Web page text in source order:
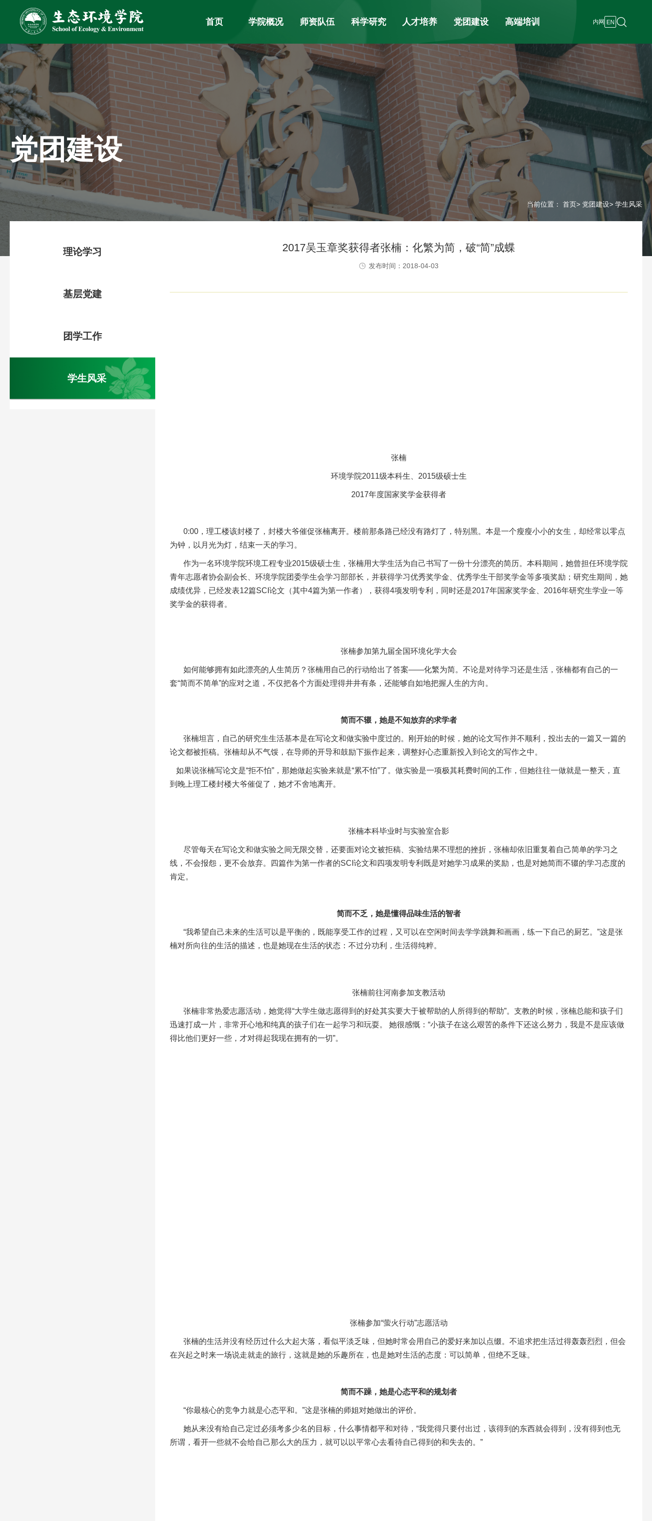
首页 学院概况 师资队伍 科学研究 人才培养 党团建设 高端培训 内网 EN
党团建设
当前位置： 首页> 党团建设> 学生风采
理论学习
基层党建
团学工作
学生风采
2017吴玉章奖获得者张楠：化繁为简，破“简”成蝶
发布时间：2018-04-03
张楠
环境学院2011级本科生、2015级硕士生
2017年度国家奖学金获得者
0:00，理工楼该封楼了，封楼大爷催促张楠离开。楼前那条路已经没有路灯了，特别黑。本是一个瘦瘦小小的女生，却经常以零点
为钟，以月光为灯，结束一天的学习。
作为一名环境学院环境工程专业2015级硕士生，张楠用大学生活为自己书写了一份十分漂亮的简历。本科期间，她曾担任环境学院
青年志愿者协会副会长、环境学院团委学生会学习部部长，并获得学习优秀奖学金、优秀学生干部奖学金等多项奖励；研究生期间，她
成绩优异，已经发表12篇SCI论文（其中4篇为第一作者），获得4项发明专利，同时还是2017年国家奖学金、2016年研究生学业一等
奖学金的获得者。
张楠参加第九届全国环境化学大会
如何能够拥有如此漂亮的人生简历？张楠用自己的行动给出了答案——化繁为简。不论是对待学习还是生活，张楠都有自己的一
套“简而不简单”的应对之道，不仅把各个方面处理得井井有条，还能够自如地把握人生的方向。
简而不辍，她是不知放弃的求学者
张楠坦言，自己的研究生生活基本是在写论文和做实验中度过的。刚开始的时候，她的论文写作并不顺利，投出去的一篇又一篇的
论文都被拒稿。张楠却从不气馁，在导师的开导和鼓励下振作起来，调整好心态重新投入到论文的写作之中。
如果说张楠写论文是“拒不怕”，那她做起实验来就是“累不怕”了。做实验是一项极其耗费时间的工作，但她往往一做就是一整天，直
到晚上理工楼封楼大爷催促了，她才不舍地离开。
张楠本科毕业时与实验室合影
尽管每天在写论文和做实验之间无限交替，还要面对论文被拒稿、实验结果不理想的挫折，张楠却依旧重复着自己简单的学习之
线，不会报怨，更不会放弃。四篇作为第一作者的SCI论文和四项发明专利既是对她学习成果的奖励，也是对她简而不辍的学习态度的
肯定。
简而不乏，她是懂得品味生活的智者
“我希望自己未来的生活可以是平衡的，既能享受工作的过程，又可以在空闲时间去学学跳舞和画画，练一下自己的厨艺。”这是张
楠对所向往的生活的描述，也是她现在生活的状态：不过分功利，生活得纯粹。
张楠前往河南参加支教活动
张楠非常热爱志愿活动，她觉得“大学生做志愿得到的好处其实要大于被帮助的人所得到的帮助”。支教的时候，张楠总能和孩子们
迅速打成一片，非常开心地和纯真的孩子们在一起学习和玩耍。 她很感慨：“小孩子在这么艰苦的条件下还这么努力，我是不是应该做
得比他们更好一些，才对得起我现在拥有的一切”。
张楠参加“萤火行动”志愿活动
张楠的生活并没有经历过什么大起大落，看似平淡乏味，但她时常会用自己的爱好来加以点缀。不追求把生活过得轰轰烈烈，但会
在兴起之时来一场说走就走的旅行，这就是她的乐趣所在，也是她对生活的态度：可以简单，但绝不乏味。
简而不躁，她是心态平和的规划者
“你最核心的竞争力就是心态平和。”这是张楠的师姐对她做出的评价。
她从来没有给自己定过必须考多少名的目标，什么事情都平和对待，“我觉得只要付出过，该得到的东西就会得到，没有得到也无
所谓，看开一些就不会给自己那么大的压力，就可以以平常心去看待自己得到的和失去的。”